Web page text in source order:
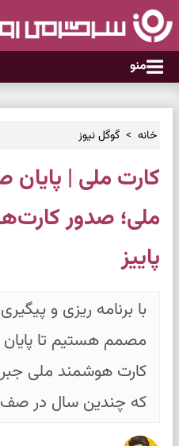
منو
خانه گوگل نیوز
کارت ملی | پایان
ملی؛ صدور
پاییز
با برنامه ریزی و
کارت هوشمند ملی
که چندین سال در